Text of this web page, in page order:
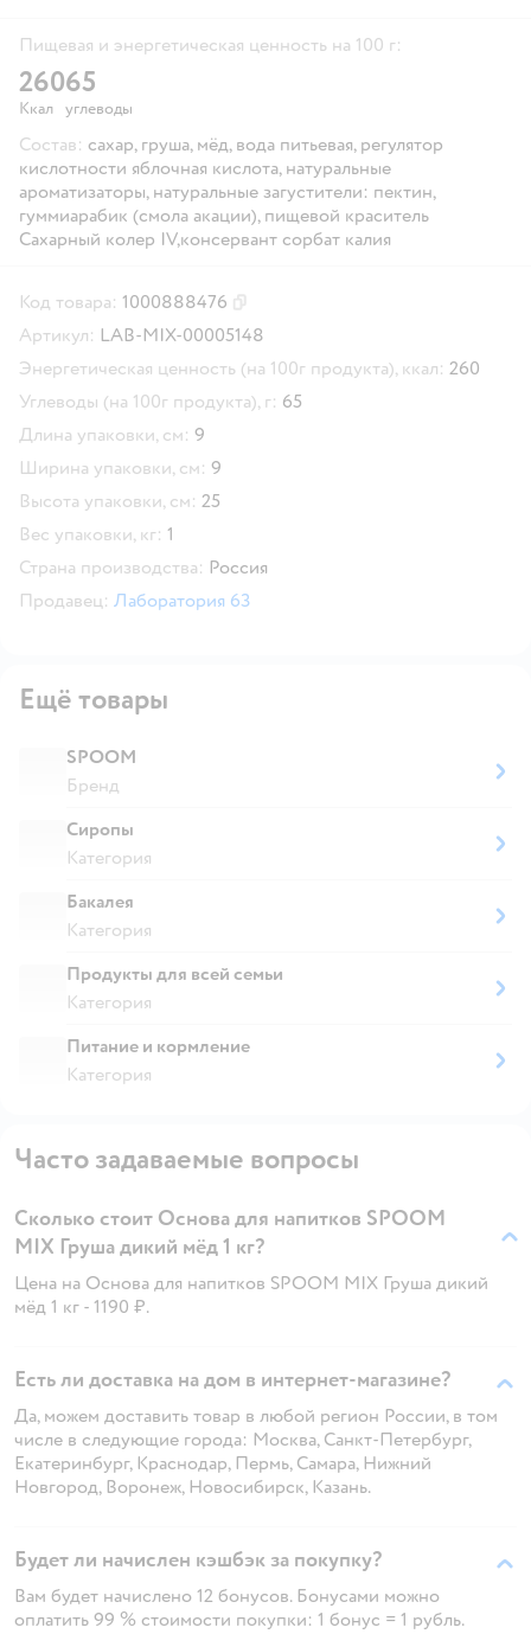
Пищевая и энергетическая ценность на 100 г:
260
Ккал
65
углеводы
Состав: сахар, груша, мёд, вода питьевая, регулятор
кислотности яблочная кислота, натуральные
ароматизаторы, натуральные загустители: пектин,
гуммиарабик (смола акации), пищевой краситель
Сахарный колер IV,консервант сорбат калия
Код товара: 1000888476
Артикул: LAB-MIX-00005148
Энергетическая ценность (на 100г продукта), ккал: 260
Углеводы (на 100г продукта), г: 65
Длина упаковки, см: 9
Ширина упаковки, см: 9
Высота упаковки, см: 25
Вес упаковки, кг: 1
Страна производства: Россия
Продавец: Лаборатория 63
Ещё товары
SPOOM
Бренд
Сиропы
Категория
Бакалея
Категория
Продукты для всей семьи
Категория
Питание и кормление
Категория
Часто задаваемые вопросы
Сколько стоит Основа для напитков SPOOM
MIX Груша дикий мёд 1 кг?
Цена на Основа для напитков SPOOM MIX Груша дикий
мёд 1 кг - 1190 ₽.
Есть ли доставка на дом в интернет-магазине?
Да, можем доставить товар в любой регион России, в том
числе в следующие города: Москва, Санкт-Петербург,
Екатеринбург, Краснодар, Пермь, Самара, Нижний
Новгород, Воронеж, Новосибирск, Казань.
Будет ли начислен кэшбэк за покупку?
Вам будет начислено 12 бонусов. Бонусами можно
оплатить 99 % стоимости покупки: 1 бонус = 1 рубль.